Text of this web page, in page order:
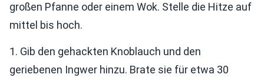
großen Pfanne oder einem Wok. Stelle die Hitze auf
mittel bis hoch.
1. Gib den gehackten Knoblauch und den
geriebenen Ingwer hinzu. Brate sie für etwa 30